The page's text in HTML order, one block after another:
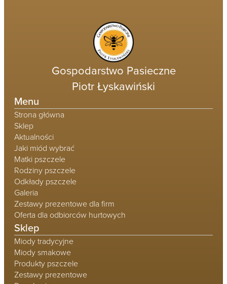
Gospodarstwo Pasieczne
Piotr Łyskawiński
Menu
Strona główna
Sklep
Aktualności
Jaki miód wybrać
Matki pszczele
Rodziny pszczele
Odkłady pszczele
Galeria
Zestawy prezentowe dla firm
Oferta dla odbiorców hurtowych
Sklep
Miody tradycyjne
Miody smakowe
Produkty pszczele
Zestawy prezentowe